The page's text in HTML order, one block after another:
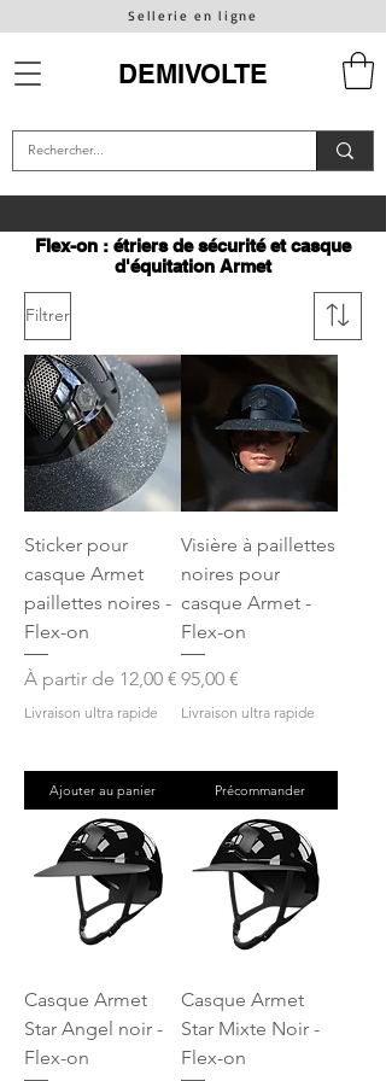
Sellerie en ligne
DEMIVOLTE
Flex-on : étriers de sécurité et casque
d'équitation Armet
Filtrer
Sticker pour
casque Armet
paillettes noires -
Flex-on
À partir de 12,00 €
Prix promotionnel
Livraison ultra rapide
Ajouter au panier
Visière à paillettes
noires pour
casque Armet -
Flex-on
Prix
95,00 €
Livraison ultra rapide
Précommander
Casque Armet
Star Angel noir -
Flex-on
Casque Armet
Star Mixte Noir -
Flex-on